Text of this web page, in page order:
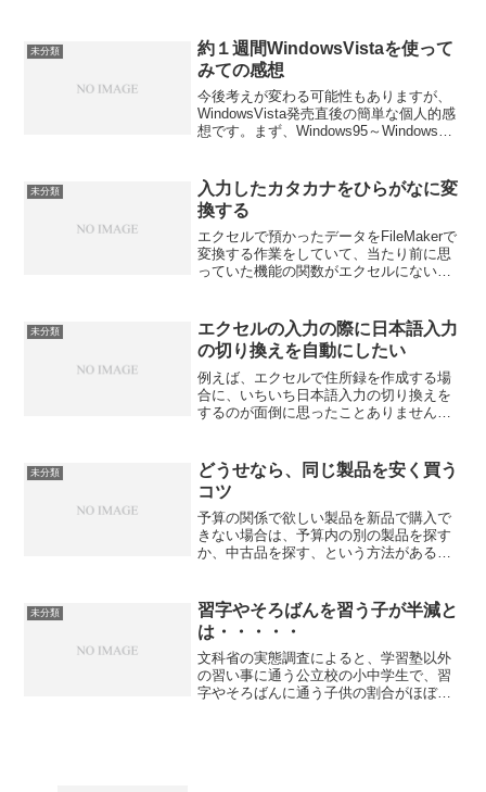
も更新時期が近づいたので、今年も手続
をしようとしたら、どう...
未分類
約１週間WindowsVistaを使って
みての感想
今後考えが変わる可能性もありますが、
WindowsVista発売直後の簡単な個人的感
想です。まず、Windows95～WindowsXP
WindowsVistaは、かな...
未分類
入力したカタカナをひらがなに変
換する
エクセルで預かったデータをFileMakerで
変換する作業をしていて、当たり前に思
っていた機能の関数がエクセルにないこ
ものです。FileMakerだと、Hiragana...
未分類
エクセルの入力の際に日本語入力
の切り換えを自動にしたい
例えば、エクセルで住所録を作成する場
合に、いちいち日本語入力の切り換えを
するのが面倒に思ったことありません
の「日本語入力」の設定をしておくと、
作業効率が上がります。具体...
未分類
どうせなら、同じ製品を安く買う
コツ
予算の関係で欲しい製品を新品で購入で
きない場合は、予算内の別の製品を探す
か、中古品を探す、という方法があると
また、気持ち的にも、中古品に抵抗があ
る人もいると思います...
未分類
習字やそろばんを習う子が半減と
は・・・・・
文科省の実態調査によると、学習塾以外
の習い事に通う公立校の小中学生で、習
字やそろばんに通う子供の割合がほぼ半